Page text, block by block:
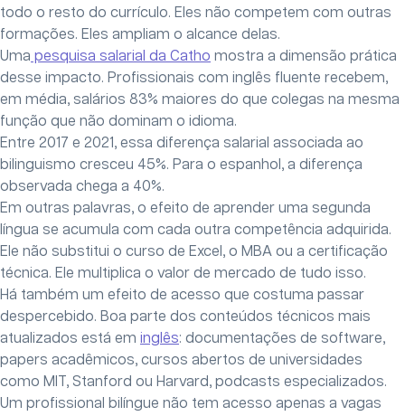
todo o resto do currículo. Eles não competem com outras
formações. Eles ampliam o alcance delas.
Uma pesquisa salarial da Catho mostra a dimensão prática
desse impacto. Profissionais com inglês fluente recebem,
em média, salários 83% maiores do que colegas na mesma
função que não dominam o idioma.
Entre 2017 e 2021, essa diferença salarial associada ao
bilinguismo cresceu 45%. Para o espanhol, a diferença
observada chega a 40%.
Em outras palavras, o efeito de aprender uma segunda
língua se acumula com cada outra competência adquirida.
Ele não substitui o curso de Excel, o MBA ou a certificação
técnica. Ele multiplica o valor de mercado de tudo isso.
Há também um efeito de acesso que costuma passar
despercebido. Boa parte dos conteúdos técnicos mais
atualizados está em inglês: documentações de software,
papers acadêmicos, cursos abertos de universidades
como MIT, Stanford ou Harvard, podcasts especializados.
Um profissional bilíngue não tem acesso apenas a vagas